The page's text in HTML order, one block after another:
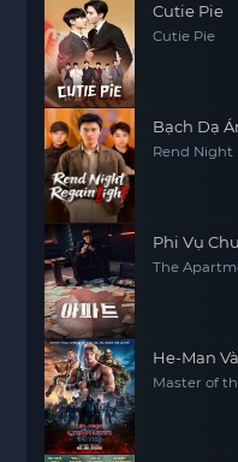
Cutie Pie
Cutie Pie
Bạch Dạ
Rend Night
Phi Vụ
The
He-Man
Master of